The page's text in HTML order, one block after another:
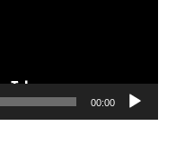
00:00